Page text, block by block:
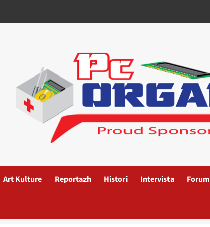
Art Kulture Reportazh Histori Intervista Forum